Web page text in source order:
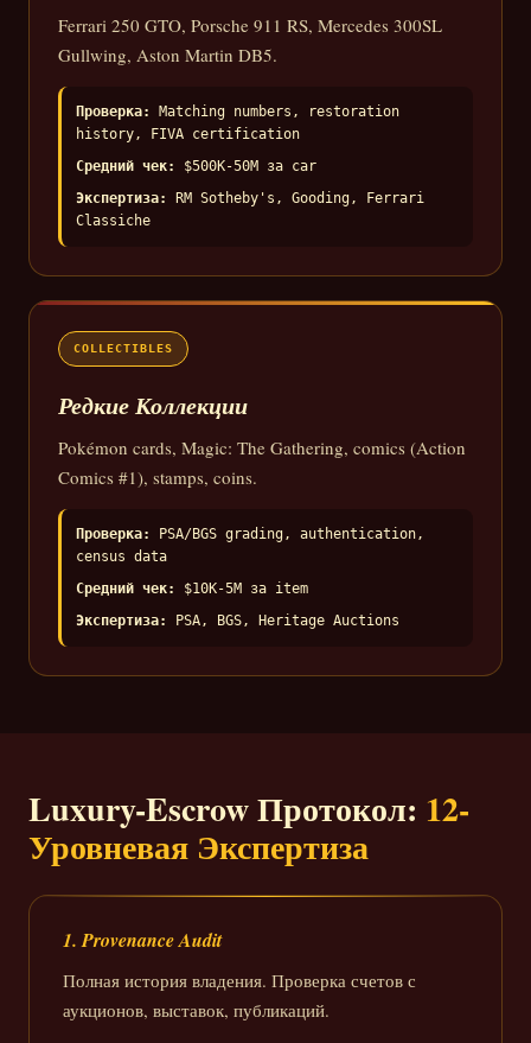
Ferrari 250 GTO, Porsche 911 RS, Mercedes 300SL
Gullwing, Aston Martin DB5.
Проверка:
Matching numbers, restoration
history, FIVA certification
Средний чек:
$500K-50M за car
Экспертиза:
RM Sotheby's, Gooding, Ferrari
Classiche
COLLECTIBLES
Редкие Коллекции
Pokémon cards, Magic: The Gathering, comics (Action
Comics #1), stamps, coins.
Проверка:
PSA/BGS grading, authentication,
census data
Средний чек:
$10K-5M за item
Экспертиза:
PSA, BGS, Heritage Auctions
Luxury-Escrow Протокол: 12-
Уровневая Экспертиза
1. Provenance Audit
Полная история владения. Проверка счетов с
аукционов, выставок, публикаций.